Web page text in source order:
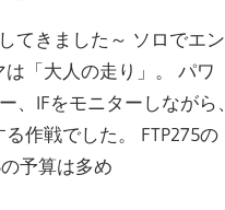
てきました～ ソロでエン
「大人の走り」。 パワ
、IFをモニターしながら、
作戦でした。 FTP275の
予算は多め